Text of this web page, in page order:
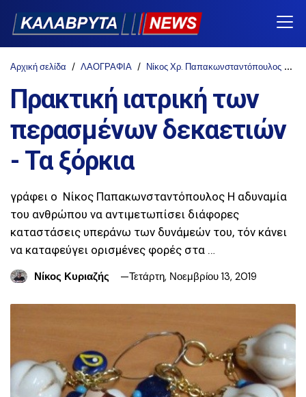
Αρχική σελίδα ΛΑΟΓΡΑΦΙΑ Νίκος Χρ. Παπακωνσταντόπουλος
Πρακτική ιατρική των
περασμένων δεκαετιών
- Τα ξόρκια
γράφει ο Νίκος Παπακωνσταντόπουλος Η αδυναμία
του ανθρώπου να αντιμετωπίσει διάφορες
καταστάσεις υπεράνω των δυνάμεών του, τόν κάνει
να καταφεύγει ορισμένες φορές στα …
Νίκος Κυριαζής
Τετάρτη, Νοεμβρίου 13, 2019